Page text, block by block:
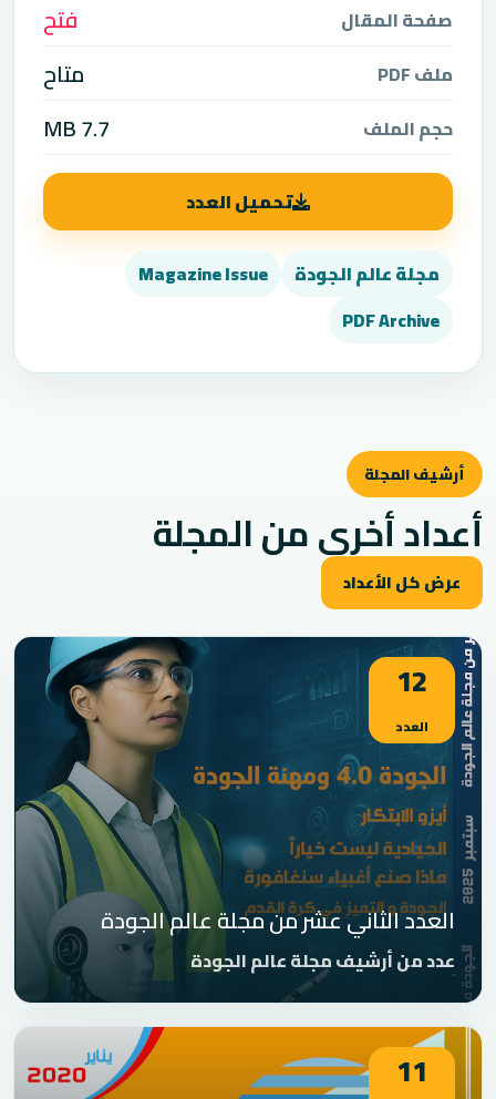
صفحة المقال فتح
ملف PDF متاح
حجم الملف 7.7 MB
تحميل العدد
مجلة عالم الجودة
Magazine Issue
PDF Archive
أرشيف المجلة
أعداد أخرى من المجلة
عرض كل الأعداد
12
العدد
العدد الثاني عشر من مجلة عالم الجودة
عدد من أرشيف مجلة عالم الجودة
11